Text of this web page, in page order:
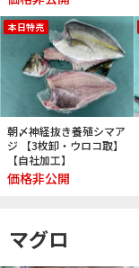
本日特売
朝〆神経抜き養殖シマア
ジ 【3枚卸・ウロコ取】
【自社加工】
価格非公開
マグロ